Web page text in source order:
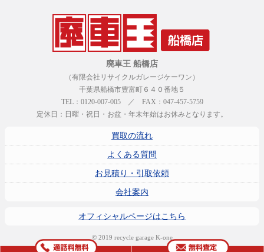
廃車王 船橋店
（有限会社リサイクルガレージケーワン）
千葉県船橋市豊富町６４０番地５
TEL：0120-007-005 ／ FAX：047-457-5759
定休日：日曜・祝日・お盆・年末年始はお休みとなります。
買取の流れ
よくある質問
お見積り・引取依頼
会社案内
オフィシャルページはこちら
© 2019 recycle garage K-one